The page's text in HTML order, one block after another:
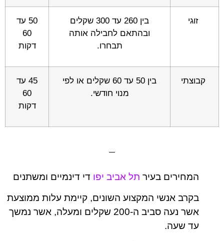
זוגי
בין 260 עד 300 שקלים
ובהתאם לחבילה אותה
תבחרו.
50 עד
60
דקות
קבוצתי
בין 50 עד 60 שקלים או לפי
מנוי חודשי.
45 עד
60
דקות
המחירים בעיר תל אביב יפו די דינמיים ומשתנים
בקרב אנשי המקצוע השונים, קיימת עלות ממוצעת
אשר נעה סביב ה-200 שקלים ומעלה, אשר נמשך
עד שעה.